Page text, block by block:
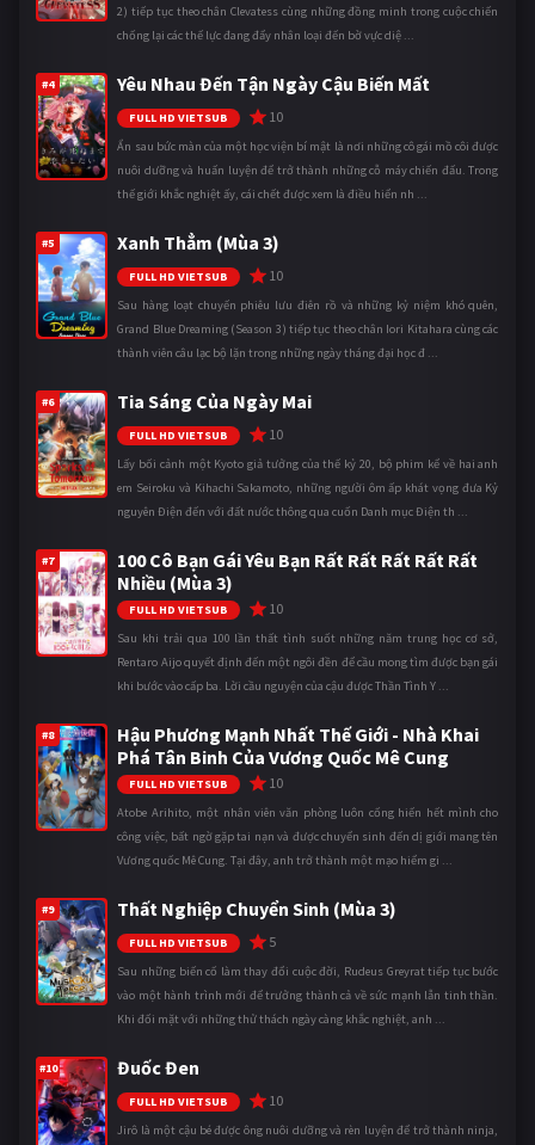
2) tiếp tục theo chân Clevatess cùng những đồng minh trong cuộc chiến
chống lại các thế lực đang đẩy nhân loại đến bờ vực diệ ...
#4 Yêu Nhau Đến Tận Ngày Cậu Biến Mất
FULL HD VIETSUB 10
Ẩn sau bức màn của một học viện bí mật là nơi những cô gái mồ côi được
nuôi dưỡng và huấn luyện để trở thành những cỗ máy chiến đấu. Trong
thế giới khắc nghiệt ấy, cái chết được xem là điều hiển nh ...
#5 Xanh Thẳm (Mùa 3)
FULL HD VIETSUB 10
Sau hàng loạt chuyến phiêu lưu điên rồ và những kỷ niệm khó quên,
Grand Blue Dreaming (Season 3) tiếp tục theo chân Iori Kitahara cùng các
thành viên câu lạc bộ lặn trong những ngày tháng đại học đ ...
#6 Tia Sáng Của Ngày Mai
FULL HD VIETSUB 10
Lấy bối cảnh một Kyoto giả tưởng của thế kỷ 20, bộ phim kể về hai anh
em Seiroku và Kihachi Sakamoto, những người ôm ấp khát vọng đưa Kỷ
nguyên Điện đến với đất nước thông qua cuốn Danh mục Điện th ...
#7
100 Cô Bạn Gái Yêu Bạn Rất Rất Rất Rất Rất
Nhiều (Mùa 3)
FULL HD VIETSUB 10
Sau khi trải qua 100 lần thất tình suốt những năm trung học cơ sở,
Rentaro Aijo quyết định đến một ngôi đền để cầu mong tìm được bạn gái
khi bước vào cấp ba. Lời cầu nguyện của cậu được Thần Tình Y ...
#8
Hậu Phương Mạnh Nhất Thế Giới - Nhà Khai
Phá Tân Binh Của Vương Quốc Mê Cung
FULL HD VIETSUB 10
Atobe Arihito, một nhân viên văn phòng luôn cống hiến hết mình cho
công việc, bất ngờ gặp tai nạn và được chuyển sinh đến dị giới mang tên
Vương quốc Mê Cung. Tại đây, anh trở thành một mạo hiểm gi ...
#9 Thất Nghiệp Chuyển Sinh (Mùa 3)
FULL HD VIETSUB 5
Sau những biến cố làm thay đổi cuộc đời, Rudeus Greyrat tiếp tục bước
vào một hành trình mới để trưởng thành cả về sức mạnh lẫn tinh thần.
Khi đối mặt với những thử thách ngày càng khắc nghiệt, anh ...
#10 Đuốc Đen
FULL HD VIETSUB 10
Jirô là một cậu bé được ông nuôi dưỡng và rèn luyện để trở thành ninja,